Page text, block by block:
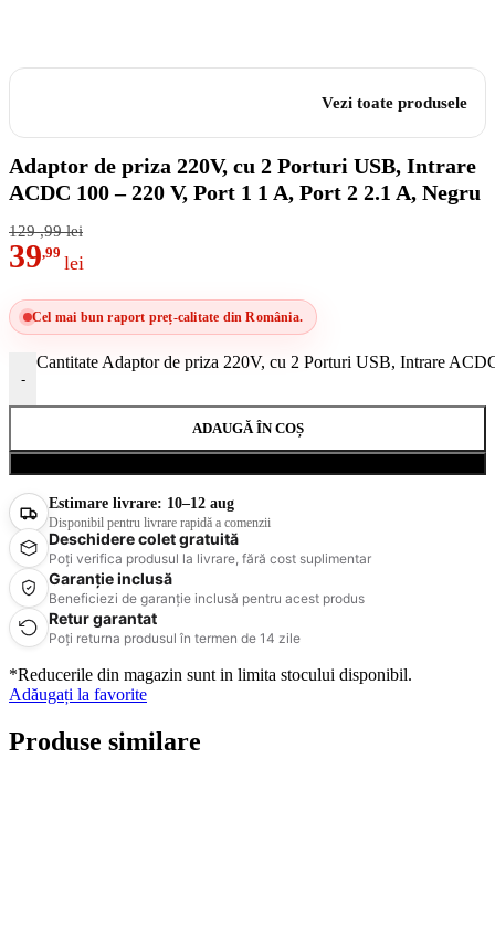
Vezi toate produsele
Adaptor de priza 220V, cu 2 Porturi USB, Intrare
ACDC 100 – 220 V, Port 1 1 A, Port 2 2.1 A, Negru
129 ,99 lei
39,99 lei
Cel mai bun raport preț-calitate din România.
-
Cantitate Adaptor de priza 220V, cu 2 Porturi USB, Intrare
ADAUGĂ ÎN COȘ
Estimare livrare: 10–12 aug
Disponibil pentru livrare rapidă a comenzii
Deschidere colet gratuită
Poți verifica produsul la livrare, fără cost suplimentar
Garanție inclusă
Beneficiezi de garanție inclusă pentru acest produs
Retur garantat
Poți returna produsul în termen de 14 zile
*Reducerile din magazin sunt in limita stocului disponibil.
Adăugați la favorite
Produse similare